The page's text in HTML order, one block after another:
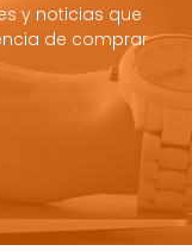
y noticias que
de comprar